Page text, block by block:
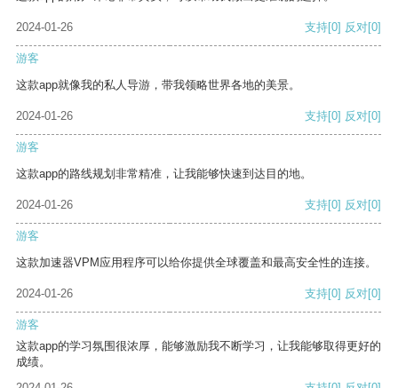
2024-01-26 支持[0] 反对[0]
游客
这款app就像我的私人导游，带我领略世界各地的美景。
2024-01-26 支持[0] 反对[0]
游客
这款app的路线规划非常精准，让我能够快速到达目的地。
2024-01-26 支持[0] 反对[0]
游客
这款加速器VPM应用程序可以给你提供全球覆盖和最高安全性的连接。
2024-01-26 支持[0] 反对[0]
游客
这款app的学习氛围很浓厚，能够激励我不断学习，让我能够取得更好的
成绩。